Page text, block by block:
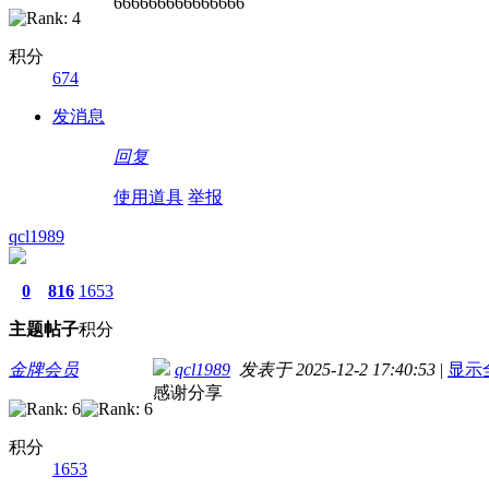
积分
674
发消息
回复
使用道具 举报
qcl1989
0
主题
816
帖子
1653
积分
金牌会员
积分
1653
qcl1989 发表于 2025-12-2 17:40:53 | 显示
感谢分享